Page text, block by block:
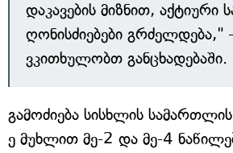
დაკავების მიზნით, აქტიური
ღონისძიებები
ვკითხულობთ განცხადებაში.
გამოძიება სისხლის
ე მუხლით მე-2 და მე-4